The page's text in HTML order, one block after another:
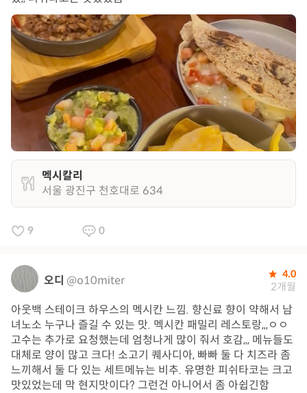
멕시칼리
서울 광진구 천호대로 634
9 0
오디 @o10miter 4.0
2개월
아웃백 스테이크 하우스의 멕시칸 느낌. 향신료 향이 약해서 남
녀노소 누구나 즐길 수 있는 맛. 멕시칸 패밀리 레스토랑,,,ㅇㅇ
고수는 추가로 요청했는데 엄청나게 많이 줘서 호감,,, 메뉴들도
대체로 양이 많고 크다! 소고기 퀘사디아, 빠빠 둘 다 치즈라 좀
느끼해서 둘 다 있는 세트메뉴는 비추. 유명한 피쉬타코는 크고
맛있었는데 막 현지맛이다? 그런건 아니어서 좀 아쉽긴함